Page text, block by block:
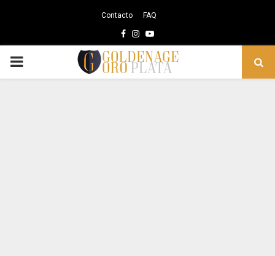
Contacto FAQ
Facebook
Instagram
Youtube
PRIMARY